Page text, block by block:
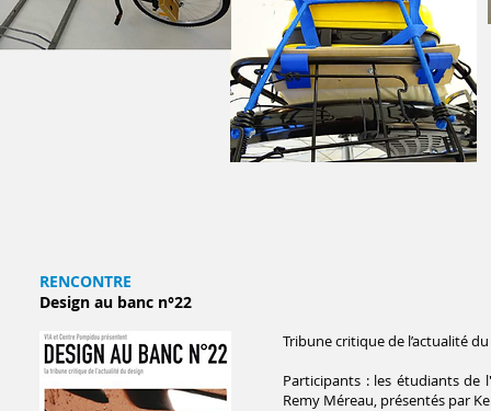
RENCONTRE
Design au banc n°22
Tribune critique de l’actualité
Participants : les étudiants de
Remy Méreau, présentés par